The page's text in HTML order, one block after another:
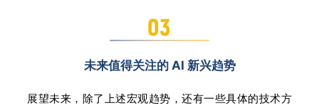
未来值得关注的 AI 新兴趋势
展望未来，除了上述宏观趋势，还有一些具体的技术方